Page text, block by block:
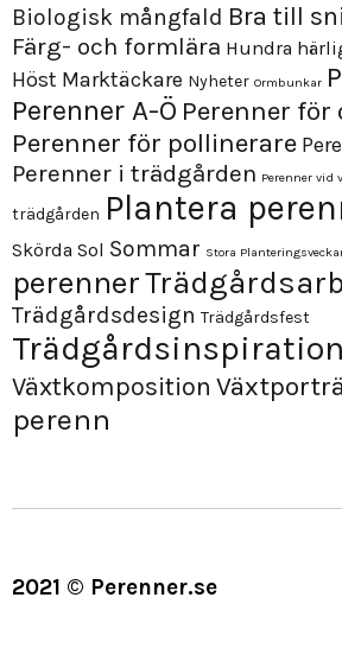
Biologisk mångfald Bra till
Färg- och formlära Hundra
Höst Marktäckare Nyheter Ormbunkar
Perenner A-Ö Perenner för
Perenner för pollinerare
Perenner i trädgården Perenner vid
trädgården Plantera
Skörda Sol Sommar Stora
perenner
Trädgårdsdesign Trädgårdsfest
Trädgårdsinspiration
Växtkomposition
perenn
2021 © Perenner.se